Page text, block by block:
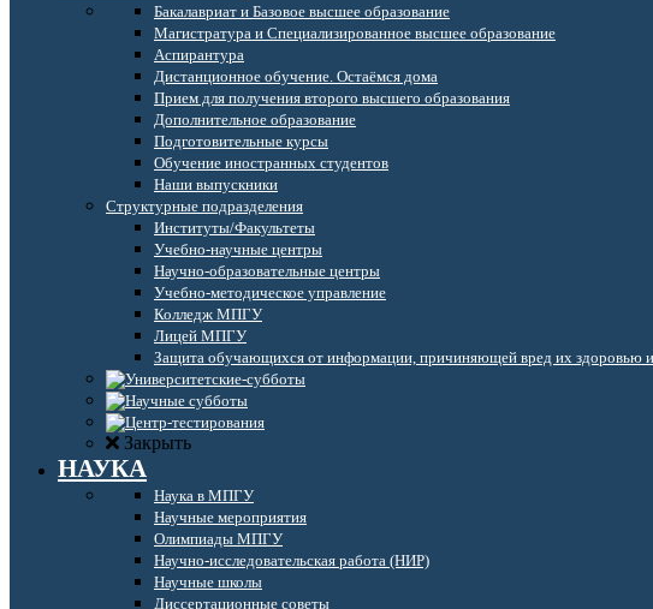
Бакалавриат и Базовое высшее образование
Магистратура и Специализированное высшее образование
Аспирантура
Дистанционное обучение. Остаёмся дома
Прием для получения второго высшего образования
Дополнительное образование
Подготовительные курсы
Обучение иностранных студентов
Наши выпускники
Структурные подразделения
Институты/Факультеты
Учебно-научные центры
Научно-образовательные центры
Учебно-методическое управление
Колледж МПГУ
Лицей МПГУ
Защита обучающихся от информации, причиняющей вред их здоровью
Закрыть
НАУКА
Наука в МПГУ
Научные мероприятия
Олимпиады МПГУ
Научно-исследовательская работа (НИР)
Научные школы
Диссертационные советы